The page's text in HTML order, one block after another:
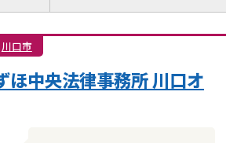
離婚調停
離婚裁判
DV
モラハラ
国際離婚
内縁の夫婦 熟年離婚
川口市
ほ中央法律事務所 川口オ